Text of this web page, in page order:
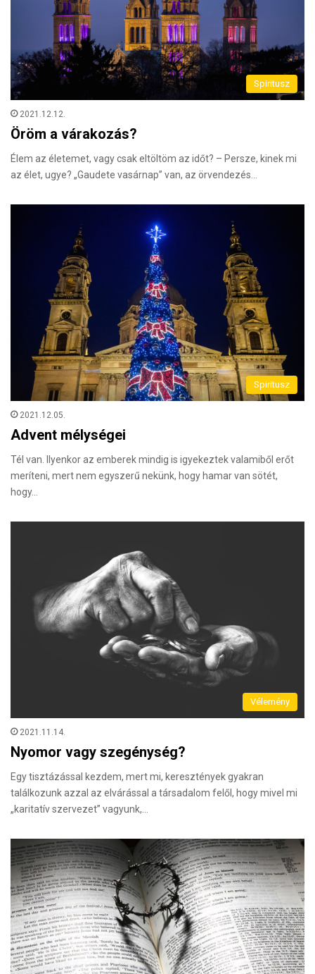
Spiritusz
2021.12.12.
Öröm a várakozás?
Élem az életemet, vagy csak eltöltöm az időt? – Persze, kinek mi
az élet, ugye? „Gaudete vasárnap” van, az örvendezés…
Spiritusz
2021.12.05.
Advent mélységei
Tél van. Ilyenkor az emberek mindig is igyekeztek valamiből erőt
meríteni, mert nem egyszerű nekünk, hogy hamar van sötét,
hogy…
Vélemény
2021.11.14.
Nyomor vagy szegénység?
Egy tisztázással kezdem, mert mi, keresztények gyakran
találkozunk azzal az elvárással a társadalom felől, hogy mivel mi
„karitatív szervezet” vagyunk,…